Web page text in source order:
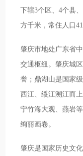
下辖3个区、4个县
方千米，常住人口
肇庆市地处广东省
交通枢纽。肇庆城
誉；鼎湖山是国家
西江、绥江溯江而
宁竹海大观、燕岩
绚丽画卷。
肇庆是国家历史文